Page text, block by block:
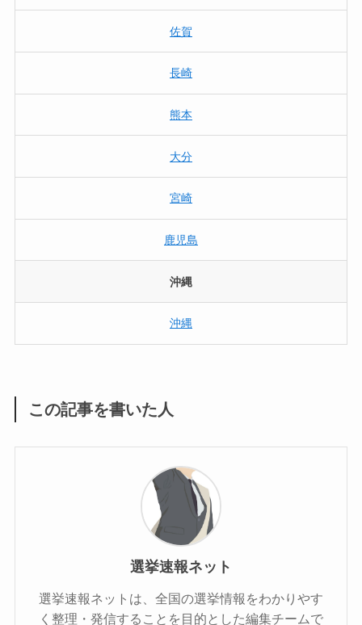
佐賀
長崎
熊本
大分
宮崎
鹿児島
沖縄
沖縄
この記事を書いた人
選挙速報ネット
選挙速報ネットは、全国の選挙情報をわかりやす
く整理・発信することを目的とした編集チームで